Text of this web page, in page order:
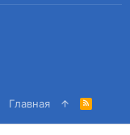
Главная
R
S
S